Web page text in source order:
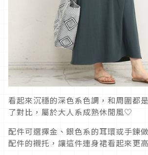
看起來沉穩的深色系色調，和周圍都
了對比，屬於大人系成熟休閒風♡
配件可選擇金、銀色系的耳環或手鍊
配件的襯托，讓這件連身裙看起來更